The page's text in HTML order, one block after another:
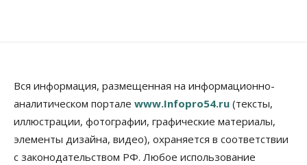
Вся информация, размещенная на информационно-
аналитическом портале www.Infopro54.ru (тексты,
иллюстрации, фотографии, графические материалы,
элементы дизайна, видео), охраняется в соответствии
с законодательством РФ. Любое использование